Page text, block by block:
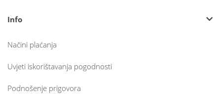
Info
Načini plaćanja
Uvjeti iskorištavanja pogodnosti
Podnošenje prigovora